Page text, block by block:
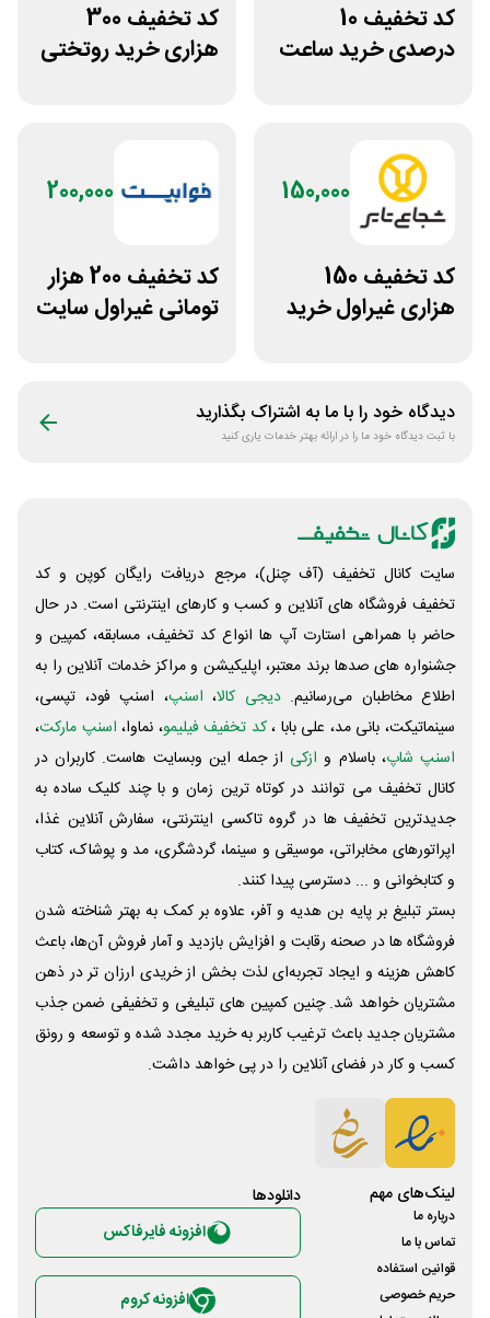
کد تخفیف 10
درصدی خرید ساعت
کد تخفیف 300
هزاری خرید روتختی
150,000
کد تخفیف 150
هزاری غیراول خرید
200,000
کد تخفیف 200 هزار
تومانی غیراول سایت
دیدگاه خود را با ما به اشتراک بگذارید
با ثبت دیدگاه خود ما را در ارائه بهتر خدمات یاری کنید
سایت کانال تخفیف (آف چنل)، مرجع دریافت رایگان کوپن و کد
تخفیف فروشگاه های آنلاین و کسب و‌ کارهای اینترنتی است. در حال
حاضر با همراهی استارت آپ ها انواع کد تخفیف، مسابقه، کمپین و
جشنواره های صدها برند معتبر، اپلیکیشن و مراکز خدمات آنلاین را به
اطلاع مخاطبان می‌رسانیم. دیجی کالا، اسنپ، اسنپ فود، تپسی،
سینماتیکت، بانی مد، علی‌ بابا ،کد تخفیف فیلیمو، نماوا، اسنپ مارکت،
اسنپ شاپ، باسلام و ازکی از جمله این وبسایت ‌هاست. کاربران در
کانال تخفیف می توانند در کوتاه ترین زمان و با چند کلیک ساده به
جدیدترین تخفیف ها در گروه تاکسی اینترنتی، سفارش آنلاین غذا،
اپراتورهای مخابراتی، موسیقی و سینما، گردشگری، مد و پوشاک، کتاب
و کتابخوانی و ... دسترسی پیدا کنند.
بستر تبلیغ بر پایه بن هدیه و آفر، علاوه بر کمک به بهتر شناخته شدن
فروشگاه ها در صحنه رقابت و افزایش بازدید و آمار فروش آن‌ها، باعث
کاهش هزینه و ایجاد تجربه‌ای لذت بخش از خریدی ارزان تر در ذهن
مشتریان خواهد شد. چنین کمپین های تبلیغی و تخفیفی ضمن جذب
مشتریان جدید باعث ترغیب کاربر به خرید مجدد شده و توسعه و رونق
کسب و کار در فضای آنلاین را در پی خواهد داشت.
لینک‌های مهم
درباره ما
تماس با ما
قوانین استفاده
حریم خصوصی
دانلود‌ها
افزونه فایرفاکس
افزونه کروم